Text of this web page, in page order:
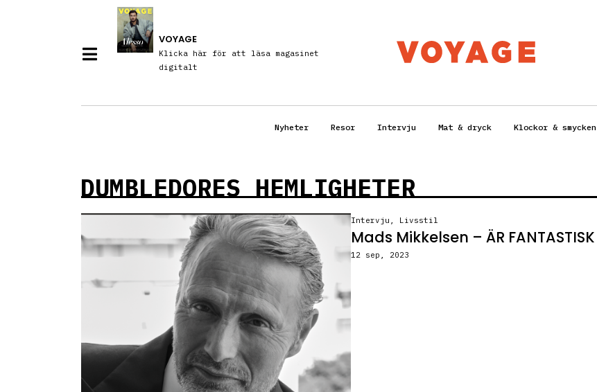
VOYAGE
Klicka här för att läsa magasinet
digitalt
Nyheter Resor Intervju Mat & dryck Klockor & smycken
DUMBLEDORES HEMLIGHETER
Intervju , Livsstil
Mads Mikkelsen – ÄR FANTASTISK
12 sep, 2023